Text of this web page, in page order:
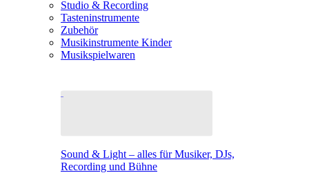
Studio & Recording
Tasteninstrumente
Zubehör
Musikinstrumente Kinder
Musikspielwaren
Sound & Light – alles für Musiker, DJs,
Recording und Bühne